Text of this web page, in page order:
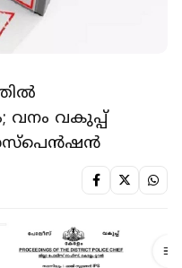
വനം വകുപ്പ്